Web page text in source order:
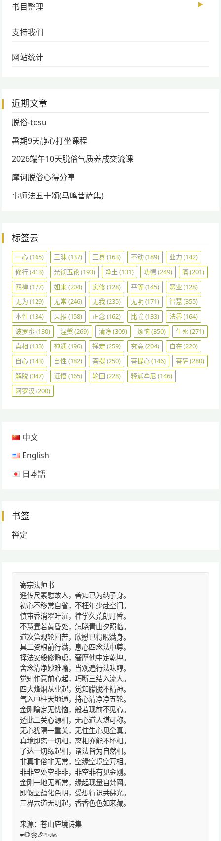
书目整理 ▶
支持我们
网站统计
近期文章
脱俗-tosu
暑期9天静心打坐课程
2026端午10天脱俗气质养成交流课
摩诃脱俗心得分享
事师法五十颂(马鸣菩萨集)
标签云
一心(165) 三昧(137) 三界(163) 不动(189) 业力 (142)
修行(413) 光彻五轮(193) 净土 (131) 功德(249) 嗔(201)
四禅(177) 如来(204) 实修(128) 平等(145) 恶业 (128)
无为 (129) 无常 (246) 无我(235) 无明 (171) 智慧 (355)
本性 (134) 果报 (158) 正念(162) 比喻(133) 法界(164)
波罗蜜 (130) 涅槃(269) 清净(309) 烦恼(350) 生死(271)
真相 (133) 神通 (196) 禅定 (259) 究竟(204) 自在(220)
自心(143) 自性 (182) 菩提(250) 菩提心(146) 菩萨(280)
解脱(347) 证悟(165) 轮回 (228) 释迦牟尼 (146)
阿罗汉 (200)
中文
English
日本語
书签
禅定
寄宗法师书
遥传尺素慰故人，善知已为纳子身。
初心不移常自省，不枉年少赴空门。
慎审香消翠叶沉，律学久荒朗月昏。
不慧置若黄昏处，怎晓青山夕照临。
道次第观轮回苦，欣慰已得暇满身。
具二资粮前行满，息心四念法中尊。
择法安般修静虑，奢摩他中定乾坤。
舍念清净妙难喻，当观遍行法味醇。
觉知作意前心起，巧断三结入流人。
四大烽烟从业起，觉知朦胧不精神。
气入中柱天地通，持心清净净五轮。
金刚喻定无忧恼，般若现前不见心。
透此二关心源相，无心道人堪可称。
无心犹隔一重关，无住生心见全真。
真境即离一切相，离相亦能不坏相。
了达一切缘起相，诸法皆为自然相。
非真非俗非无常，空缘空境空万相。
非非空处空非非，非空非有见金刚。
金刚一地无断常，缘起现量自梵网。
即假立蕴化色明，受想行识共佛光。
三界六道无明起，香香色色如来藏。
来源：苍山庐境诗集
❤️🌻🌼🎉✨🙏